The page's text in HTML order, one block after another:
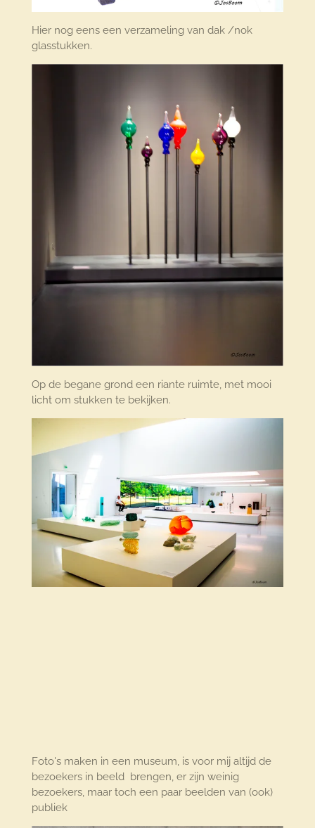
Hier nog eens een verzameling van dak /nok
glasstukken.
Op de begane grond een riante ruimte, met mooi
licht om stukken te bekijken.
Foto's maken in een museum, is voor mij altijd de
bezoekers in beeld brengen, er zijn weinig
bezoekers, maar toch een paar beelden van (ook)
publiek